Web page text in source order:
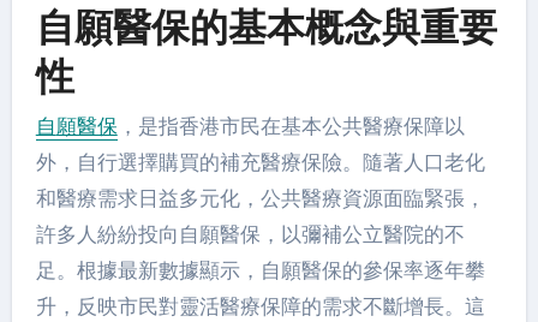
自願醫保的基本概念與重要
性
自願醫保，是指香港市民在基本公共醫療保障以
外，自行選擇購買的補充醫療保險。隨著人口老化
和醫療需求日益多元化，公共醫療資源面臨緊張，
許多人紛紛投向自願醫保，以彌補公立醫院的不
足。根據最新數據顯示，自願醫保的參保率逐年攀
升，反映市民對靈活醫療保障的需求不斷增長。這